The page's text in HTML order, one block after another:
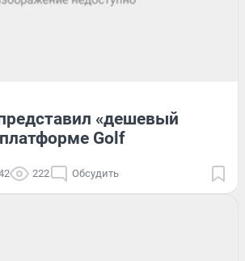
«дешевый
Golf
222 Обсудить